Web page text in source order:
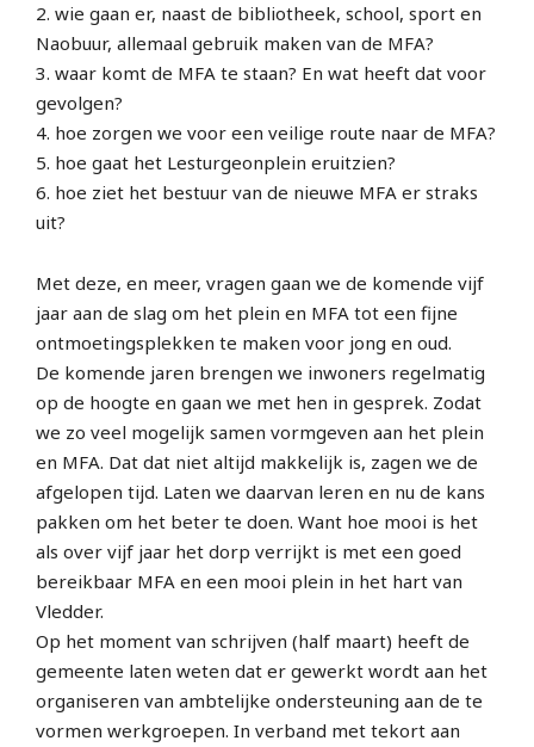
2. wie gaan er, naast de bibliotheek, school, sport en
Naobuur, allemaal gebruik maken van de MFA?
3. waar komt de MFA te staan? En wat heeft dat voor
gevolgen?
4. hoe zorgen we voor een veilige route naar de MFA?
5. hoe gaat het Lesturgeonplein eruitzien?
6. hoe ziet het bestuur van de nieuwe MFA er straks
uit?
Met deze, en meer, vragen gaan we de komende vijf
jaar aan de slag om het plein en MFA tot een fijne
ontmoetingsplekken te maken voor jong en oud.
De komende jaren brengen we inwoners regelmatig
op de hoogte en gaan we met hen in gesprek. Zodat
we zo veel mogelijk samen vormgeven aan het plein
en MFA. Dat dat niet altijd makkelijk is, zagen we de
afgelopen tijd. Laten we daarvan leren en nu de kans
pakken om het beter te doen. Want hoe mooi is het
als over vijf jaar het dorp verrijkt is met een goed
bereikbaar MFA en een mooi plein in het hart van
Vledder.
Op het moment van schrijven (half maart) heeft de
gemeente laten weten dat er gewerkt wordt aan het
organiseren van ambtelijke ondersteuning aan de te
vormen werkgroepen. In verband met tekort aan